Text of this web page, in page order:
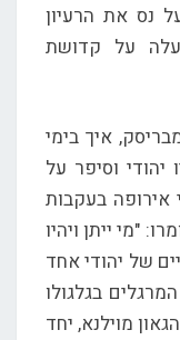
נס את הרעיון
על קדושת
איך בימי
וסיפר על
אירופה בעקבות
"מי ייתן ויהיו
של יהודי אחד
בגלגולו
מוילנא, יחד